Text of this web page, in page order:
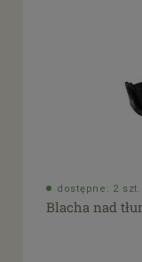
dostępne: 2 szt.
Blacha nad